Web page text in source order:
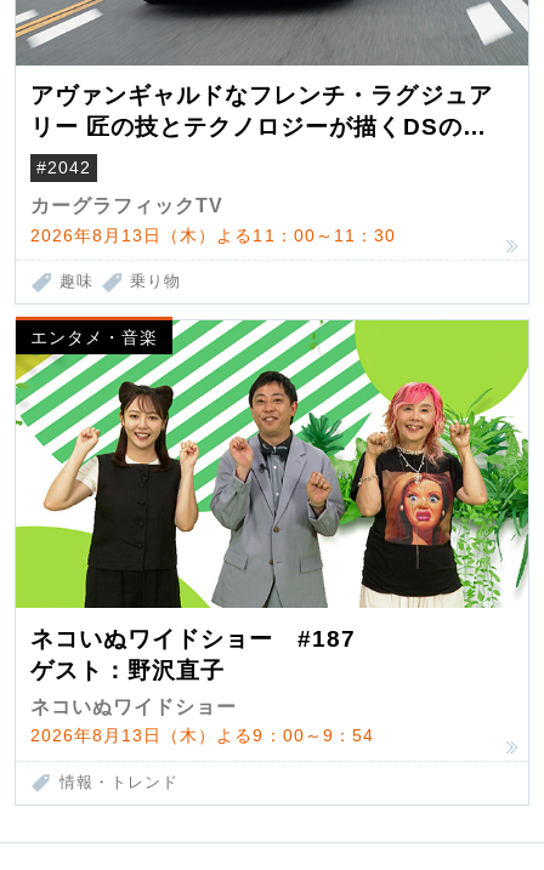
アヴァンギャルドなフレンチ・ラグジュア
リー 匠の技とテクノロジーが描くDSの世
界観
#2042
カーグラフィックTV
2026年8月13日（木）よる11：00～11：30
趣味 乗り物
エンタメ・音楽
ネコいぬワイドショー #187
ゲスト：野沢直子
ネコいぬワイドショー
2026年8月13日（木）よる9：00～9：54
情報・トレンド